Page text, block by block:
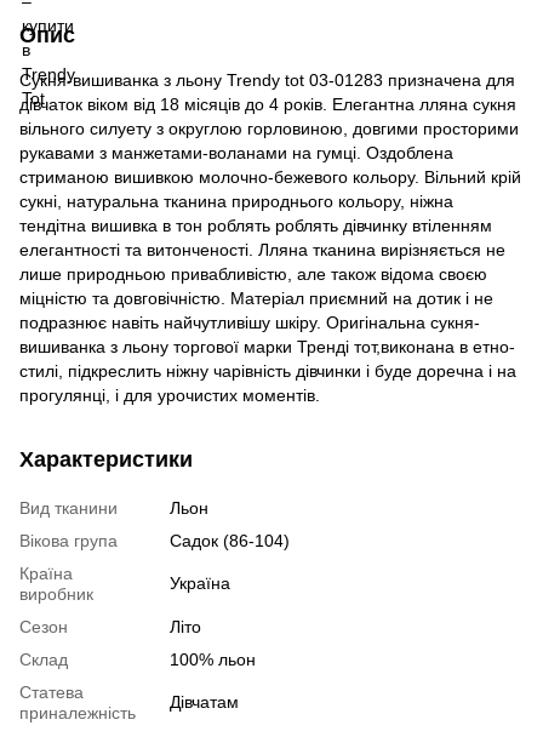
Опис
Сукня-вишиванка з льону Trendy tot 03-01283 призначена для
дівчаток віком від 18 місяців до 4 років. Елегантна лляна сукня
вільного силуету з округлою горловиною, довгими просторими
рукавами з манжетами-воланами на гумці. Оздоблена
стриманою вишивкою молочно-бежевого кольору. Вільний крій
сукні, натуральна тканина природнього кольору, ніжна
тендітна вишивка в тон роблять роблять дівчинку втіленням
елегантності та витонченості. Лляна тканина вирізняється не
лише природньою привабливістю, але також відома своєю
міцністю та довговічністю. Матеріал приємний на дотик і не
подразнює навіть найчутливішу шкіру. Оригінальна сукня-
вишиванка з льону торгової марки Тренді тот,виконана в етно-
стилі, підкреслить ніжну чарівність дівчинки і буде доречна і на
прогулянці, і для урочистих моментів.
Характеристики
Вид тканини
Льон
Вікова група
Садок (86-104)
Країна
виробник
Україна
Сезон
Літо
Склад
100% льон
Статева
приналежність
Дівчатам